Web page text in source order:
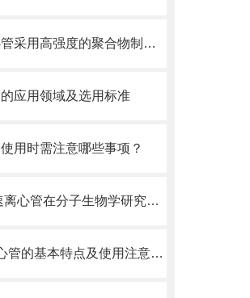
贝克曼离心管采用高强度的聚合物制造，具有优良的耐酸碱性
应用领域及选用标准
用时需注意哪些事项？
HIMAC超速离心管在分子生物学研究中的应用
C31597离心管的基本特点及使用注意事项